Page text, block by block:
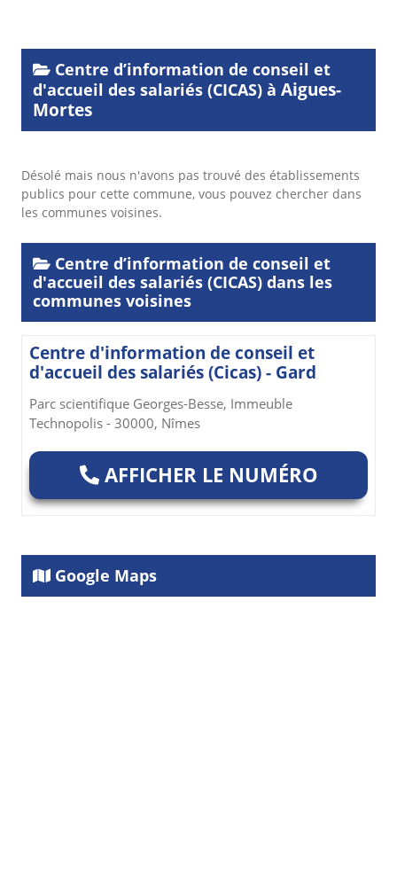
Centre d’information de conseil et
d'accueil des salariés (CICAS) à Aigues-
Mortes
Désolé mais nous n'avons pas trouvé des établissements
publics pour cette commune, vous pouvez chercher dans
les communes voisines.
Centre d’information de conseil et
d'accueil des salariés (CICAS) dans les
communes voisines
Centre d'information de conseil et
d'accueil des salariés (Cicas) - Gard
Parc scientifique Georges-Besse, Immeuble
Technopolis - 30000, Nîmes
AFFICHER LE NUMÉRO
Google Maps